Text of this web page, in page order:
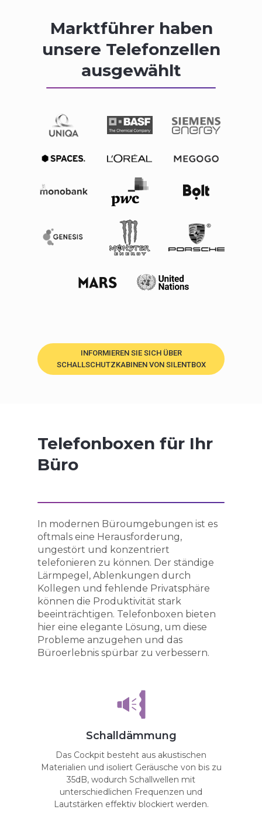
Marktführer haben
unsere Telefonzellen
ausgewählt
INFORMIEREN SIE SICH ÜBER
SCHALLSCHUTZKABINEN VON SILENTBOX
Telefonboxen für Ihr
Büro
In modernen Büroumgebungen ist es
oftmals eine Herausforderung,
ungestört und konzentriert
telefonieren zu können. Der ständige
Lärmpegel, Ablenkungen durch
Kollegen und fehlende Privatsphäre
können die Produktivität stark
beeinträchtigen. Telefonboxen bieten
hier eine elegante Lösung, um diese
Probleme anzugehen und das
Büroerlebnis spürbar zu verbessern.
Schalldämmung
Das Cockpit besteht aus akustischen
Materialien und isoliert Geräusche von bis zu
35dB, wodurch Schallwellen mit
unterschiedlichen Frequenzen und
Lautstärken effektiv blockiert werden.